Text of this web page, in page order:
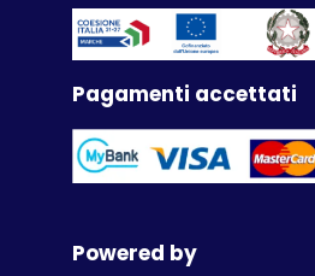
Pagamenti accettati
Powered by